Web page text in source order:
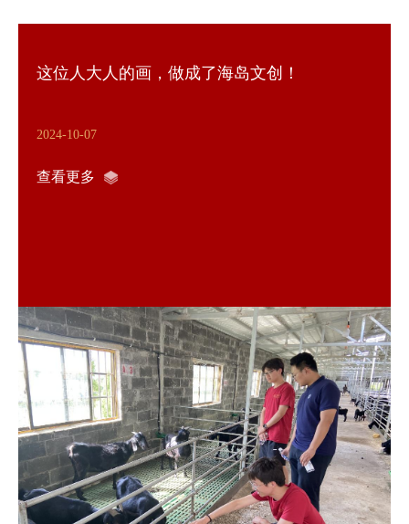
这位人大人的画，做成了海岛文创！
2024-10-07
查看更多